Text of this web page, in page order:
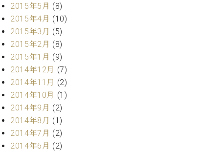
C.BECHSTEIN
Digital(ベ
ヒ
シ
ュ
タ
イ
ン
デ
ジ
タ
ル)
ーロ
ピア
ノ特
選中
古】
イ
ベ
ン
ト
情
八
王
子
2015年5月 (8)
2015年4月 (10)
2015年3月 (5)
2015年2月 (8)
2015年1月 (9)
2014年12月 (7)
2014年11月 (2)
2014年10月 (1)
2014年9月 (2)
2014年8月 (1)
2014年7月 (2)
2014年6月 (2)